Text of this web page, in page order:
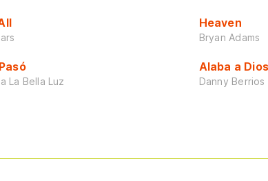
La Bella Luz
Heaven
Bryan Adams
Alaba a Dios
Danny Berrios